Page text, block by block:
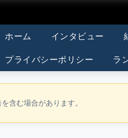
ホーム インタビュー
プライバシーポリシー ラ
含む場合があります。